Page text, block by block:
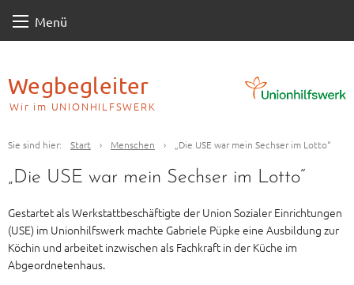
Menü
Wegbegleiter
Wir im UNIONHILFSWERK
Sie sind hier: Start › Menschen › „Die USE war mein Sechser im Lotto“
„Die USE war mein Sechser im Lotto“
Gestartet als Werkstattbeschäftigte der Union Sozialer Einrichtungen
(USE) im Unionhilfswerk machte Gabriele Püpke eine Ausbildung zur
Köchin und arbeitet inzwischen als Fachkraft in der Küche im
Abgeordnetenhaus.